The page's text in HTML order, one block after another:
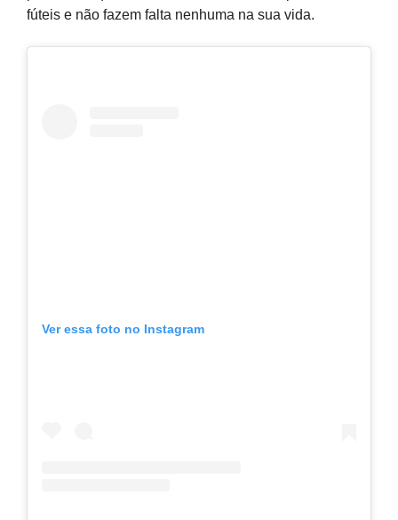
fúteis e não fazem falta nenhuma na sua vida.
Ver essa foto no Instagram